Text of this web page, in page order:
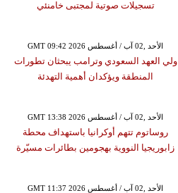
تسجيلات صوتية لمجتبى خامنئي
GMT 09:42 2026 الأحد ,02 آب / أغسطس
ولي العهد السعودي وترامب يبحثان تطورات
المنطقة ويؤكدان أهمية التهدئة
GMT 13:38 2026 الأحد ,02 آب / أغسطس
روساتوم تتهم أوكرانيا باستهداف محطة
زابوريجيا النووية بهجومين بطائرات مسيّرة
GMT 11:37 2026 الأحد ,02 آب / أغسطس